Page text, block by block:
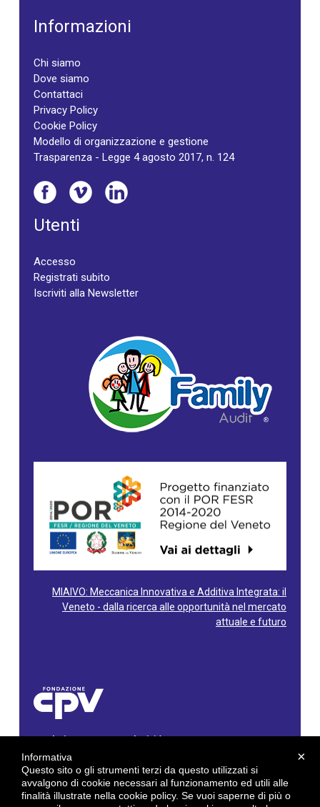
Informazioni
Chi siamo
Dove siamo
Contattaci
Privacy Policy
Cookie Policy
Modello di organizzazione e gestione
Trasparenza - Legge 4 agosto 2017, n. 124
Utenti
Accesso
Registrati subito
Iscriviti alla Newsletter
MIAIVO: Meccanica Innovativa e Additiva Integrata: il
Veneto - dalla ricerca alle opportunità nel mercato
attuale e futuro
Via Gioacchino Rossini, 60 - 36100 Vicenza - Italy
Tel. 0444/960500 - Fax 0444/1932220
C.F. e P. IVA: 02429800242
E-mail:info@cpv.org
×
Informativa
Questo sito o gli strumenti terzi da questo utilizzati si
avvalgono di cookie necessari al funzionamento ed utili alle
finalità illustrate nella cookie policy. Se vuoi saperne di più o